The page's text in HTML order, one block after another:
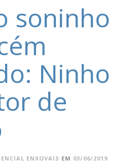
soninho
Ninho
de
ENXOVAIS EM 03/06/2019